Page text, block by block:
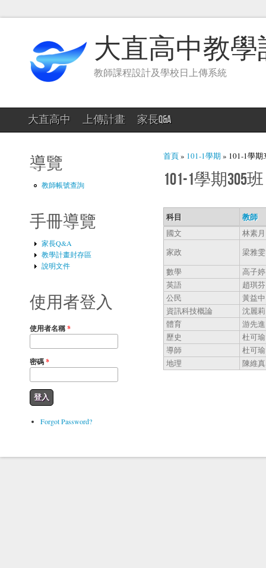
大直高中教
教師課程設計及學校日上傳系統
大直高中 上傳計畫 家長Q&A
導覽
教師帳號查詢
手冊導覽
家長Q&A
教學計畫封存區
說明文件
使用者登入
使用者名稱*
密碼*
Forgot Password?
您在這裡
首頁» 101-1學期 » 101-1學期
101-1學期305班
科目 教師
國文
林素月
家政
梁雅雯
數學
高子婷
英語
趙琪芬
公民
黃益中
資訊科技概論
沈麗莉
體育
游先進
歷史
杜可瑜
導師
杜可瑜
地理
陳維真